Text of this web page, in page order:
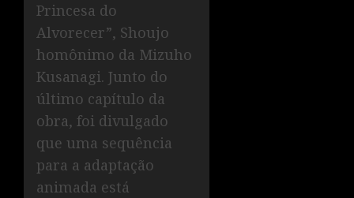
Princesa do
Alvorecer”, Shoujo
homônimo da Mizuho
Kusanagi. Junto do
último capítulo da
obra, foi divulgado
que uma sequência
para a adaptação
animada está